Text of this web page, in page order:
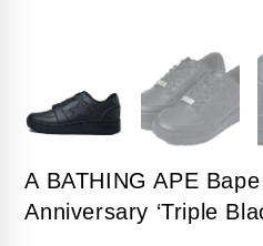
A BATHING APE
Anniversary ‘Triple